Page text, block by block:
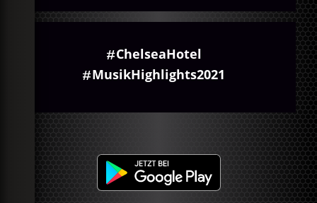
ChelseaHotel
MusikHighlights2021